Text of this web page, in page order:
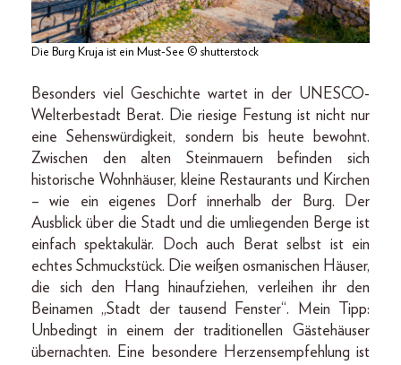
Die Burg Kruja ist ein Must-See © shutterstock
Besonders viel Geschichte wartet in der UNESCO-
Welterbestadt Berat. Die riesige Festung ist nicht nur
eine Sehenswürdigkeit, sondern bis heute bewohnt.
Zwischen den alten Steinmauern befinden sich
historische Wohnhäuser, kleine Restaurants und Kirchen
– wie ein eigenes Dorf innerhalb der Burg. Der
Ausblick über die Stadt und die umliegenden Berge ist
einfach spektakulär. Doch auch Berat selbst ist ein
echtes Schmuckstück. Die weißen osmanischen Häuser,
die sich den Hang hinaufziehen, verleihen ihr den
Beinamen „Stadt der tausend Fenster“. Mein Tipp:
Unbedingt in einem der traditionellen Gästehäuser
übernachten. Eine besondere Herzensempfehlung ist